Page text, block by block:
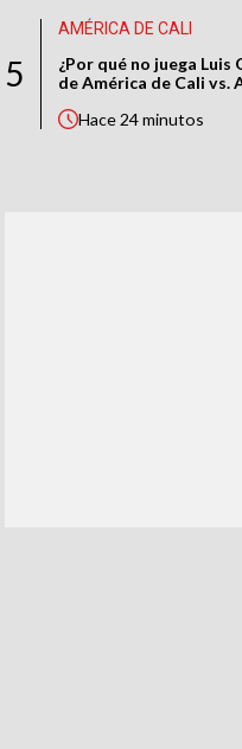
5
AMÉRICA DE CALI
¿Por qué no juega Luis
de América de Cali vs.
Hace24 minutos